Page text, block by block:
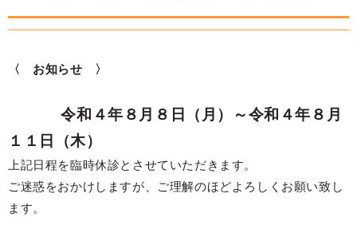
〈 お知らせ 〉
令和４年８月８日（月）～令和４年８月
１１日（木）
上記日程を臨時休診とさせていただきます。
ご迷惑をおかけしますが、ご理解のほどよろしくお願い致し
ます。